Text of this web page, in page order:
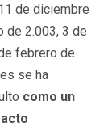
de diciembre
de 2.003, 3 de
febrero de
se ha
como un